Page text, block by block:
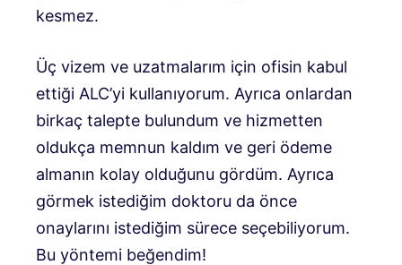
kesmez.
Üç vizem ve uzatmalarım için ofisin kabul
ettiği ALC’yi kullanıyorum. Ayrıca onlardan
birkaç talepte bulundum ve hizmetten
oldukça memnun kaldım ve geri ödeme
almanın kolay olduğunu gördüm. Ayrıca
görmek istediğim doktoru da önce
onaylarını istediğim sürece seçebiliyorum.
Bu yöntemi beğendim!